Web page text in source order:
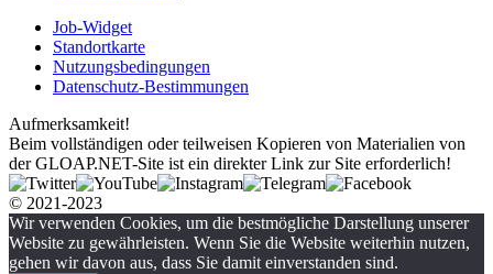
Job-Widget
Standortkarte
Nutzungsbedingungen
Datenschutz-Bestimmungen
Aufmerksamkeit!
Beim vollständigen oder teilweisen Kopieren von Materialien von
der GLOAP.NET-Site ist ein direkter Link zur Site erforderlich!
© 2021-2023
Wir verwenden Cookies, um die bestmögliche Darstellung unserer
Website zu gewährleisten. Wenn Sie die Website weiterhin nutzen,
gehen wir davon aus, dass Sie damit einverstanden sind.